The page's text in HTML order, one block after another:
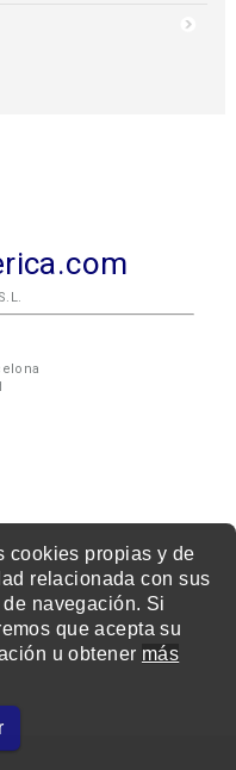
cookies propias y de
relacionada con sus
navegación. Si
que acepta su
u obtener más